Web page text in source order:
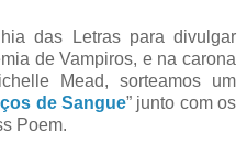
das Letras para divulgar
de Vampiros, e na carona
Mead, sorteamos um
de Sangue” junto com os
Poem.